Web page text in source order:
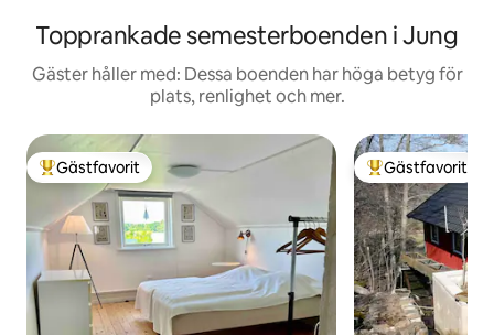
Topprankade semesterboenden i Jung
Gäster håller med: Dessa boenden har höga betyg för
plats, renlighet och mer.
Populär gästfavorit
Gästfavorit Populär
Gästfavorit